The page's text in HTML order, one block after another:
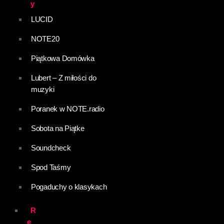
y
LUCID
NOTE20
Piątkowa Domówka
Lubert – Z miłości do
muzyki
Poranek w NOTE.radio
Sobota na Piątke
Soundcheck
Spod Taśmy
Pogaduchy o klasykach
R
e